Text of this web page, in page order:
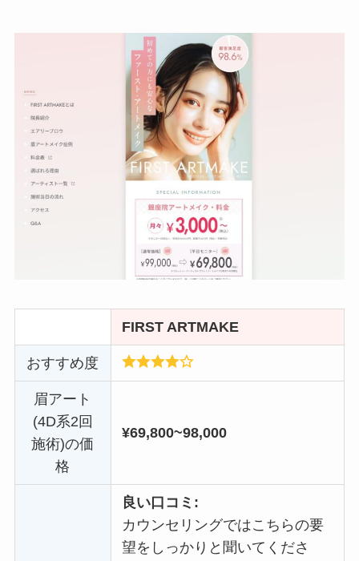
FIRST ARTMAKE
おすすめ度
眉アート
(4D系2回
施術)の価
格
¥69,800~98,000
良い口コミ:
カウンセリングではこちらの要
望をしっかりと聞いてくださ